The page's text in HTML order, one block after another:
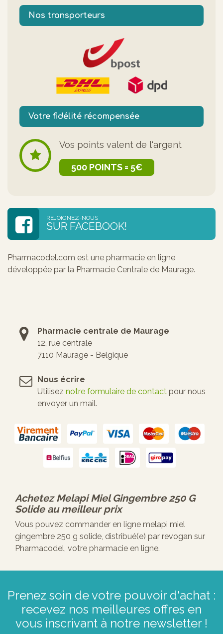
Nos transporteurs
Votre fidélité récompensée
Vos points valent de l'argent
500 POINTS = 5€
REJOIGNEZ-NOUS
SUR FACEBOOK!
Pharmacodel.com est une pharmacie en ligne
développée par la Pharmacie Centrale de Maurage.
Pharmacie centrale de Maurage
12, rue centrale
7110 Maurage - Belgique
Nous écrire
Utilisez notre formulaire de contact pour nous
envoyer un mail.
AchetezMelapi Miel Gingembre 250 G
Solideau meilleur prix
Vous pouvez commander en ligne melapi miel
gingembre 250 g solide, distribué(e) par revogan sur
Pharmacodel, votre pharmacie en ligne.
Prenez soin de votre pouvoir d'achat :
recevez nos meilleures offres en
vous inscrivant à notre newsletter !